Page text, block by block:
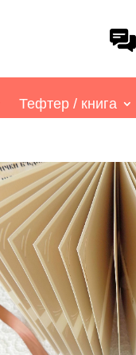
Тефтер / книга